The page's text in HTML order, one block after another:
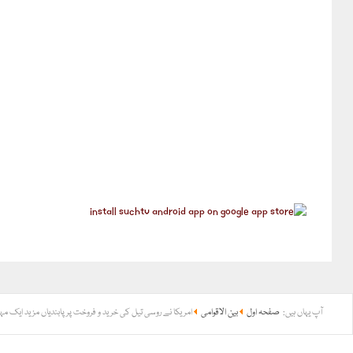
آپ یہاں ہیں: صفحہ اول بین الاقوامی امریکا نے روسی تیل کی خرید و فروخت پر پابندیاں مزید